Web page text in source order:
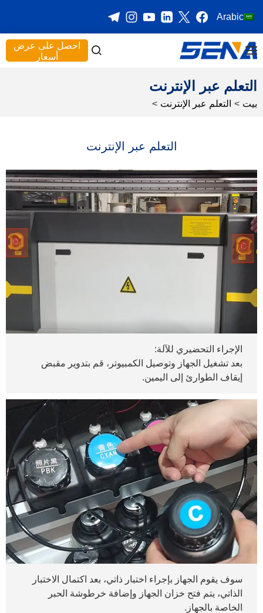
Arabic
احصل على عرض
أسعار
التعلم عبر الإنترنت
بيت > التعلم عبر الإنترنت >
التعلم عبر الإنترنت
الإجراء التحضيري للآلة:
بعد تشغيل الجهاز وتوصيل الكمبيوتر، قم بتدوير مقبض
إيقاف الطوارئ إلى اليمين.
سوف يقوم الجهاز بإجراء اختبار ذاتي، بعد اكتمال الاختبار
الذاتي، يتم فتح خزان الجهاز وإضافة خرطوشة الحبر
الخاصة بالجهاز.